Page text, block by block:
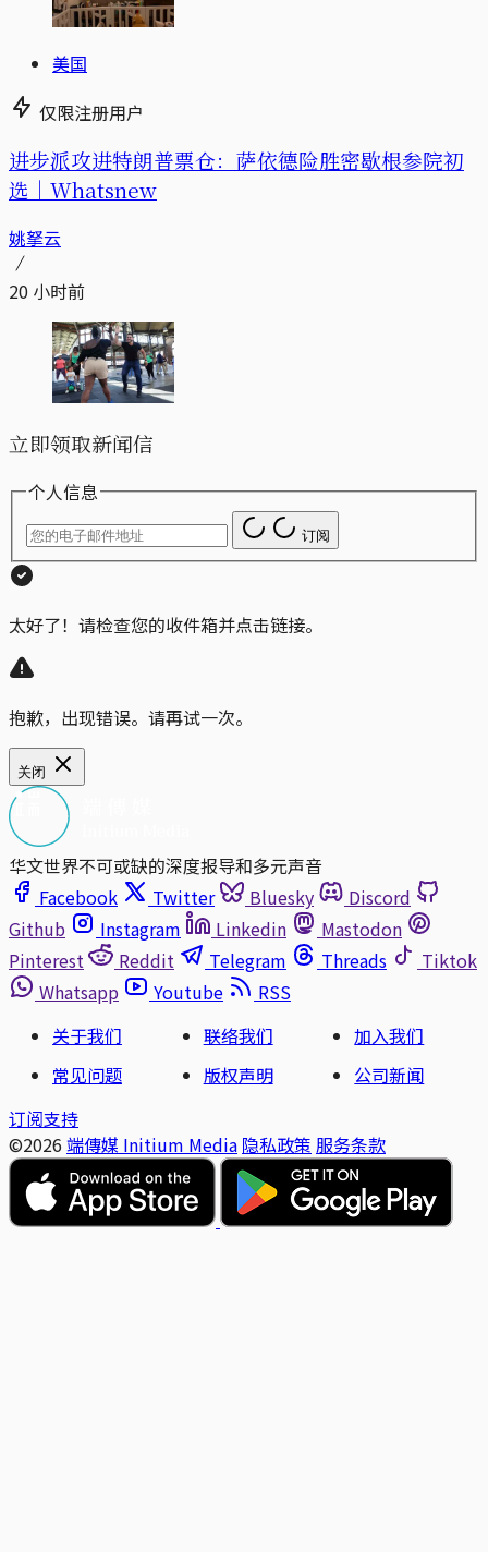
美国
仅限注册用户
进步派攻进特朗普票仓：萨依德险胜密歇根参院初
选｜Whatsnew
姚拏云
20 小时前
立即领取新闻信
个人信息
订阅
太好了！请检查您的收件箱并点击链接。
抱歉，出现错误。请再试一次。
关闭
华文世界不可或缺的深度报导和多元声音
Facebook
Twitter Bluesky
Discord
Github
Instagram Linkedin
Mastodon
Pinterest
Reddit Telegram Threads
Tiktok
Whatsapp
Youtube
RSS
关于我们
联络我们
加入我们
常见问题
版权声明
公司新闻
订阅支持
©2026 端傳媒 Initium Media 隐私政策 服务条款